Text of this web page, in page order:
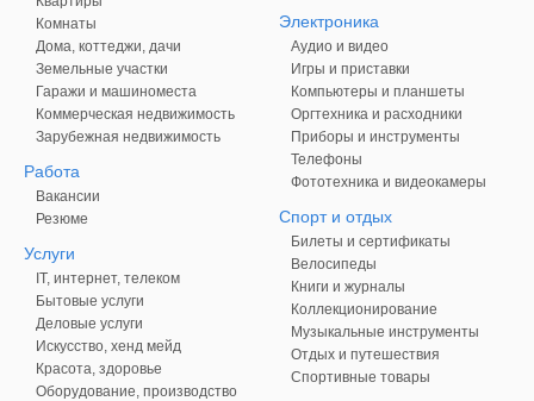
Комнаты
Дома, коттеджи, дачи
Земельные участки
Гаражи и машиноместа
Коммерческая недвижимость
Зарубежная недвижимость
Работа
Вакансии
Резюме
Услуги
IT, интернет, телеком
Бытовые услуги
Деловые услуги
Искусство, хенд мейд
Красота, здоровье
Оборудование, производство
Электроника
Аудио и видео
Игры и приставки
Компьютеры и планшеты
Оргтехника и расходники
Приборы и инструменты
Телефоны
Фототехника и видеокамеры
Спорт и отдых
Билеты и сертификаты
Велосипеды
Книги и журналы
Коллекционирование
Музыкальные инструменты
Отдых и путешествия
Спортивные товары